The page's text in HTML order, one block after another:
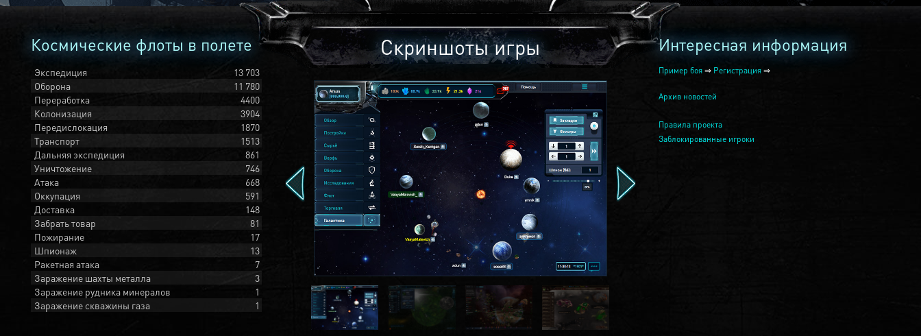
Космические флоты в полете
Экспедиция
13 703
Оборона
11 780
Переработка
4400
Колонизация
3904
Передислокация
1870
Транспорт
1513
Дальняя экспедиция
861
Уничтожение
746
Атака
668
Оккупация
591
Доставка
148
Забрать товар
81
Пожирание
17
Шпионаж
13
Ракетная атака
7
Заражение шахты металла
3
Заражение рудника минералов
1
Заражение скважины газа
1
Скриншоты игры Интересная информация
Пример боя ⇒ Регистрация ⇒
Архив новостей
Правила проекта
Заблокированные игроки